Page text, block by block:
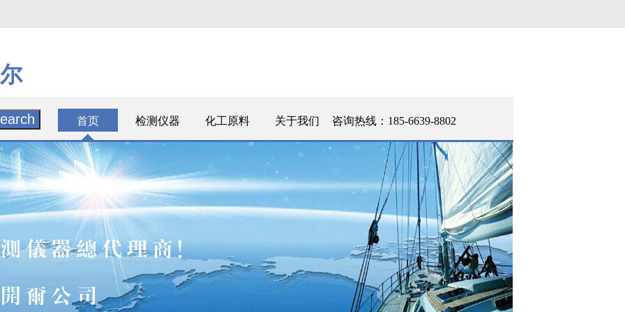
首页 检测仪器 化工原料 关于我们 咨询热线：185-6639-8802